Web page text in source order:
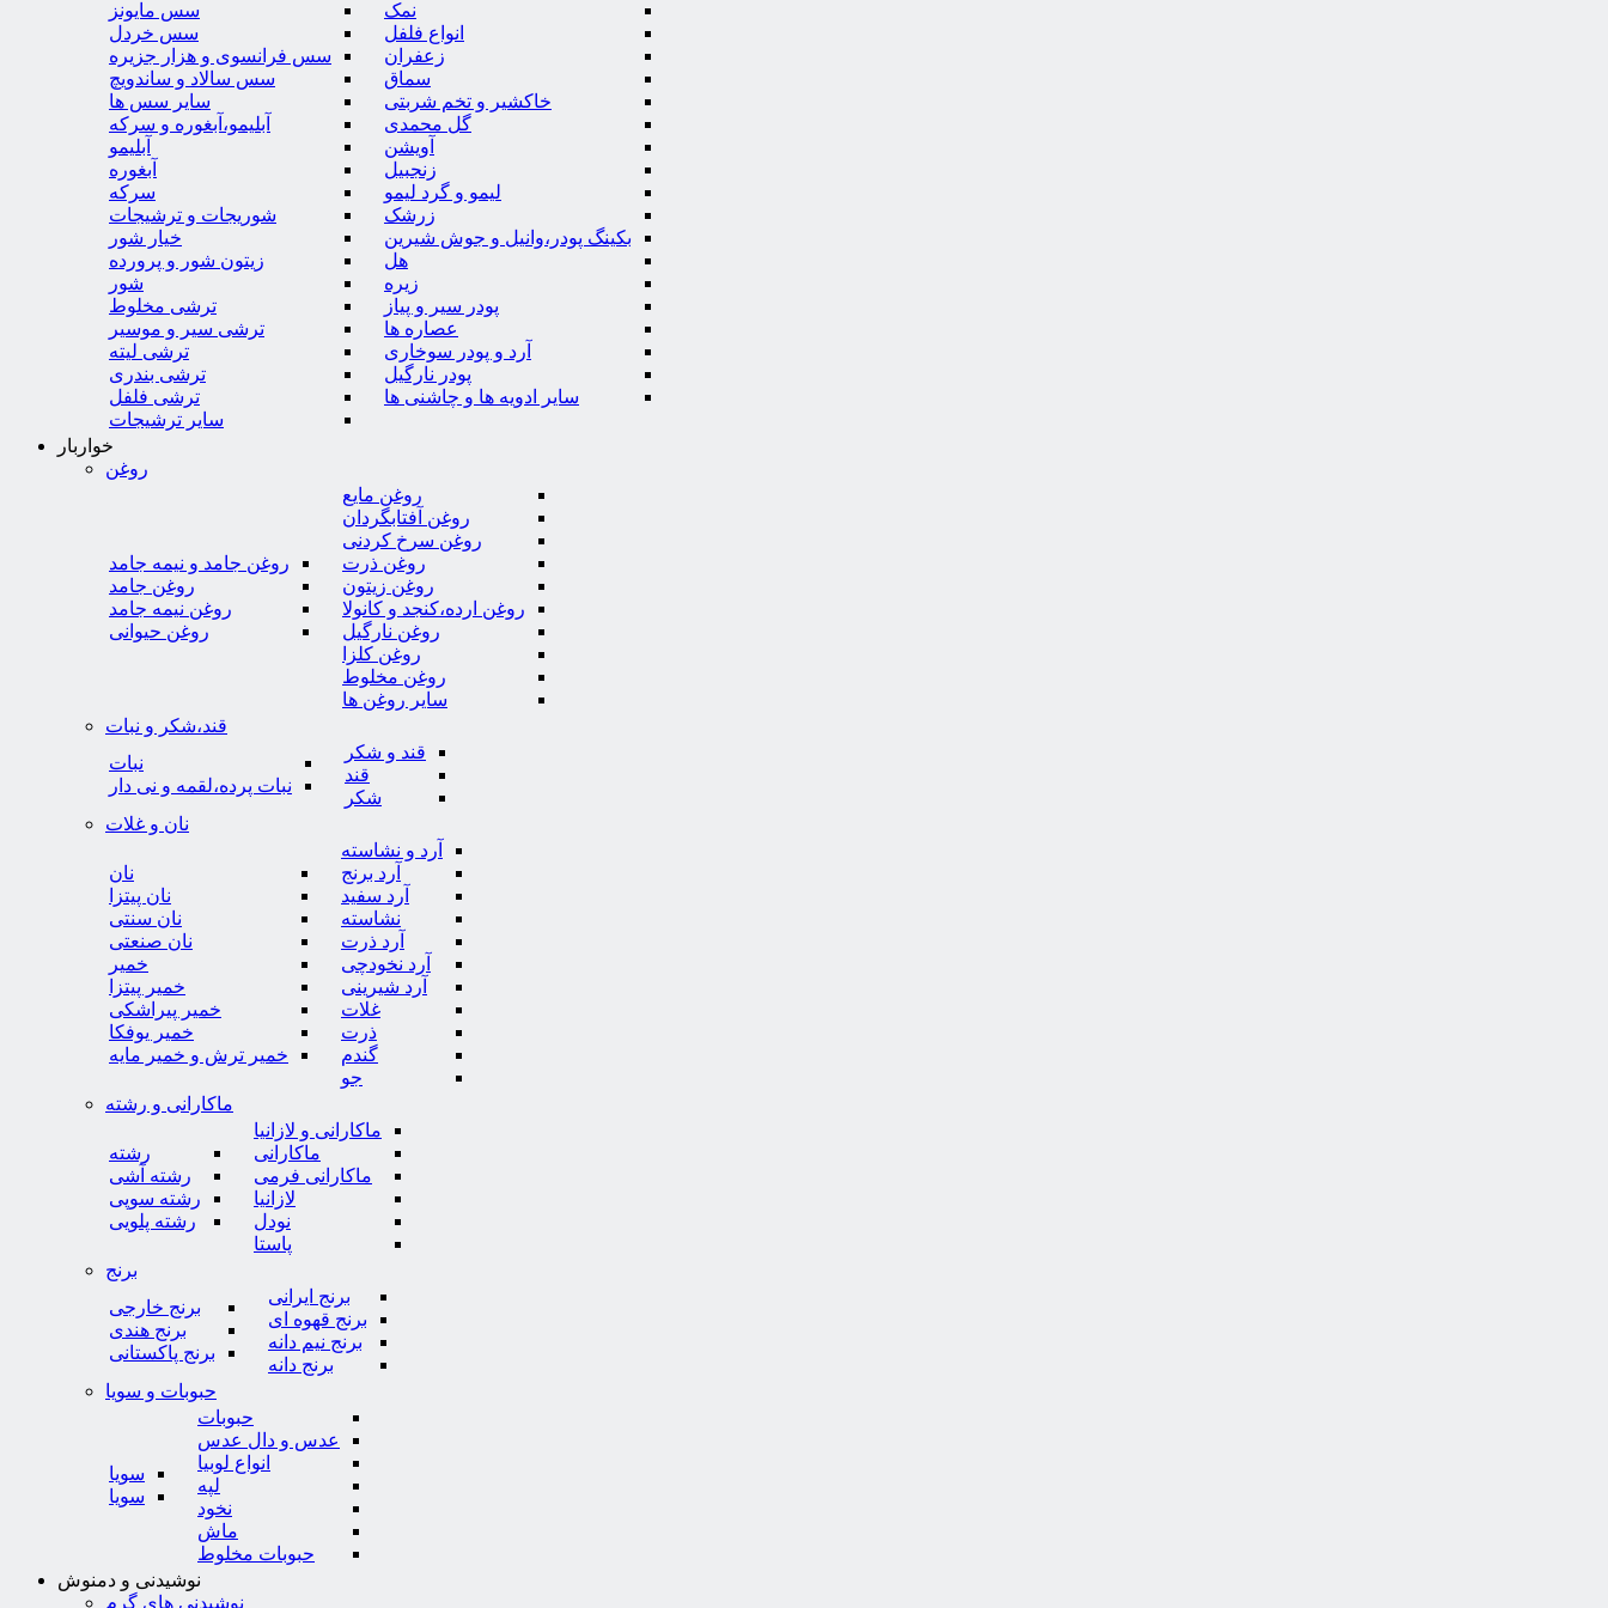
نمک
انواع فلفل
زعفران
سماق
خاکشیر و تخم شربتی
گل محمدی
آویشن
زنجبیل
لیمو و گرد لیمو
زرشک
بکینگ پودر،وانیل و جوش شیرین
هل
زیره
پودر سیر و پیاز
عصاره ها
آرد و پودر سوخاری
پودر نارگیل
سایر ادویه ها و چاشنی ها
سس مایونز
سس خردل
سس فرانسوی و هزار جزیره
سس سالاد و ساندویچ
سایر سس ها
آبلیمو،آبغوره و سرکه
آبلیمو
آبغوره
سرکه
شوریجات و ترشیجات
خیار شور
زیتون شور و پرورده
شور
ترشی مخلوط
ترشی سیر و موسیر
ترشی لیته
ترشی بندری
ترشی فلفل
سایر ترشیجات
خواربار
روغن
روغن مایع
روغن آفتابگردان
روغن سرخ کردنی
روغن ذرت
روغن زیتون
روغن ارده،کنجد و کانولا
روغن نارگیل
روغن کلزا
روغن مخلوط
سایر روغن ها
روغن جامد و نیمه جامد
روغن جامد
روغن نیمه جامد
روغن حیوانی
قند،شکر و نبات
قند و شکر
قند
شکر
نبات
نبات پرده،لقمه و نی دار
نان و غلات
آرد و نشاسته
آرد برنج
آرد سفید
نشاسته
آرد ذرت
آرد نخودچی
آرد شیرینی
غلات
ذرت
گندم
جو
نان
نان پیتزا
نان سنتی
نان صنعتی
خمیر
خمیر پیتزا
خمیر پیراشکی
خمیر یوفکا
خمیر ترش و خمیر مایه
ماکارانی و رشته
ماکارانی و لازانیا
ماکارانی
ماکارانی فرمی
لازانیا
نودل
پاستا
رشته
رشته آشی
رشته سوپی
رشته پلویی
برنج
برنج ایرانی
برنج قهوه ای
برنج نیم دانه
برنج دانه
برنج خارجی
برنج هندی
برنج پاکستانی
حبوبات و سویا
حبوبات
عدس و دال عدس
انواع لوبیا
لپه
نخود
ماش
حبوبات مخلوط
سویا
سویا
نوشیدنی و دمنوش
نوشیدنی های گرم